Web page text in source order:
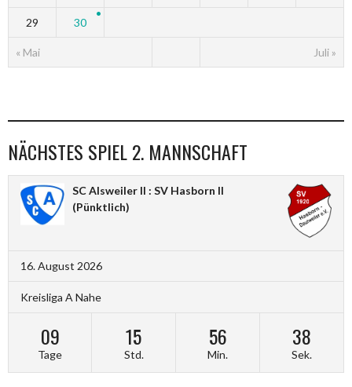
« Mai Juli »
29 30
NÄCHSTES SPIEL 2. MANNSCHAFT
SC Alsweiler II : SV Hasborn II
(Pünktlich)
16. August 2026
Kreisliga A Nahe
09
Tage
15
Std.
56
Min.
37
Sek.